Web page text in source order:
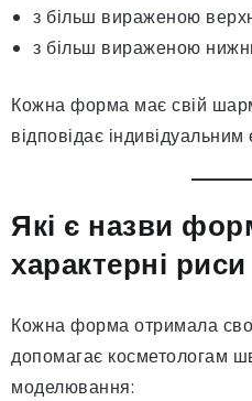
з більш вираженою
з більш вираженою
Кожна форма має свій
відповідає
Які є назви
характерні риси
Кожна форма отримала
допомагає косметологам
моделювання: